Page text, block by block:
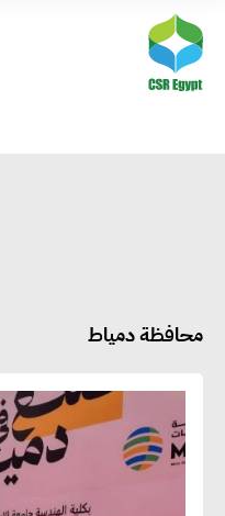
محافظة دمياط